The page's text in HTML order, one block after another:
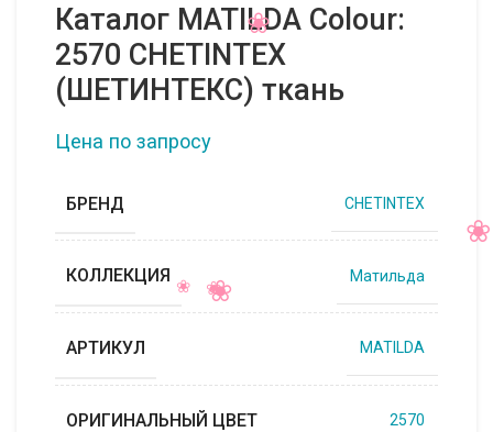
Каталог MATILDA Colour:
2570 CHETINTEX
(ШЕТИНТЕКС) ткань
Цена по запросу
БРЕНД CHETINTEX
КОЛЛЕКЦИЯ Матильда
АРТИКУЛ MATILDA
ОРИГИНАЛЬНЫЙ ЦВЕТ 2570